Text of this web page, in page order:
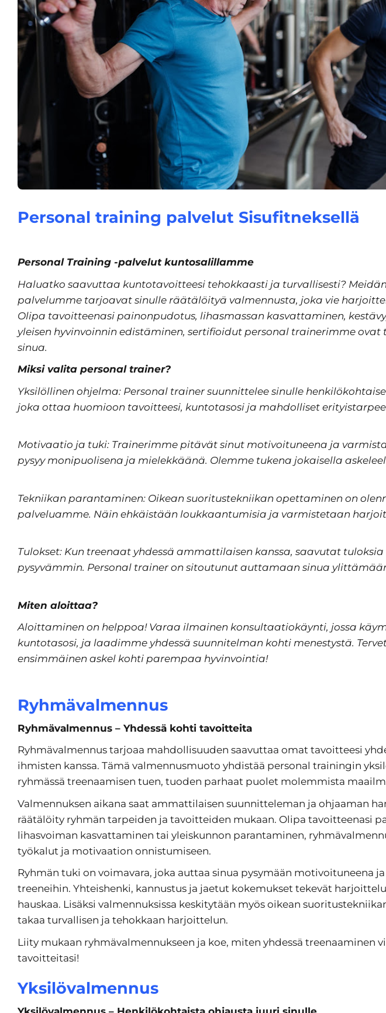
Personal training palvelut Sisufitneksellä
Personal Training -palvelut kuntosalillamme
Haluatko saavuttaa kuntotavoitteesi tehokkaasti ja turvallisesti?
palvelumme tarjoavat sinulle räätälöityä valmennusta, joka vie
Olipa tavoitteenasi painonpudotus, lihasmassan kasvattaminen,
yleisen hyvinvoinnin edistäminen, sertifioidut personal trainerimme
sinua.
Miksi valita personal trainer?
Yksilöllinen ohjelma: Personal trainer suunnittelee sinulle
joka ottaa huomioon tavoitteesi, kuntotasosi ja mahdolliset
Motivaatio ja tuki: Trainerimme pitävät sinut motivoituneena ja
pysyy monipuolisena ja mielekkäänä. Olemme tukena jokaisella
Tekniikan parantaminen: Oikean suoritustekniikan opettaminen on
palveluamme. Näin ehkäistään loukkaantumisia ja varmistetaan
Tulokset: Kun treenaat yhdessä ammattilaisen kanssa, saavutat
pysyvämmin. Personal trainer on sitoutunut auttamaan sinua
Miten aloittaa?
Aloittaminen on helppoa! Varaa ilmainen konsultaatiokäynti, jossa
kuntotasosi, ja laadimme yhdessä suunnitelman kohti menestystä.
ensimmäinen askel kohti parempaa hyvinvointia!
Ryhmävalmennus
Ryhmävalmennus – Yhdessä kohti tavoitteita
Ryhmävalmennus tarjoaa mahdollisuuden saavuttaa omat tavoitteesi
ihmisten kanssa. Tämä valmennusmuoto yhdistää personal trainingin
ryhmässä treenaamisen tuen, tuoden parhaat puolet molemmista
Valmennuksen aikana saat ammattilaisen suunnitteleman ja ohjaaman
räätälöity ryhmän tarpeiden ja tavoitteiden mukaan. Olipa tavoitteenasi
lihasvoiman kasvattaminen tai yleiskunnon parantaminen,
työkalut ja motivaation onnistumiseen.
Ryhmän tuki on voimavara, joka auttaa sinua pysymään motivoituneena
treeneihin. Yhteishenki, kannustus ja jaetut kokemukset tekevät
hauskaa. Lisäksi valmennuksissa keskitytään myös oikean
takaa turvallisen ja tehokkaan harjoittelun.
Liity mukaan ryhmävalmennukseen ja koe, miten yhdessä treenaaminen
tavoitteitasi!
Yksilövalmennus